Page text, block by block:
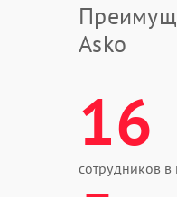
Asko
16
сотрудников в